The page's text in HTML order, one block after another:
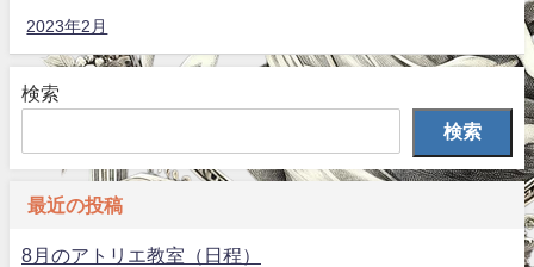
2023年2月
検索
検索
最近の投稿
8月のアトリエ教室（日程）